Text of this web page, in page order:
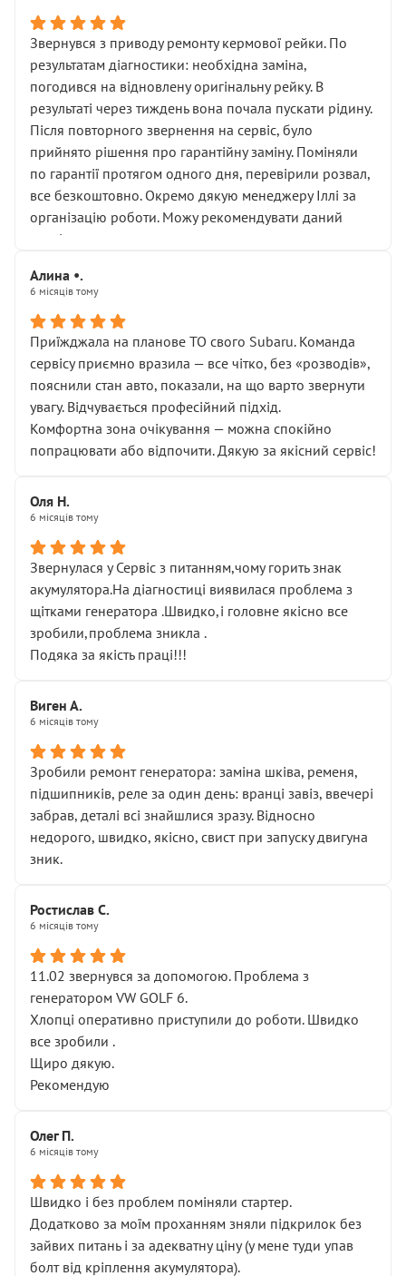
Звернувся з приводу ремонту кермової рейки. По
результатам діагностики: необхідна заміна,
погодився на відновлену оригінальну рейку. В
результаті через тиждень вона почала пускати рідину.
Після повторного звернення на сервіс, було
прийнято рішення про гарантійну заміну. Поміняли
по гарантії протягом одного дня, перевірили розвал,
все безкоштовно. Окремо дякую менеджеру Іллі за
організацію роботи. Можу рекомендувати даний
сервіс.
Алина •.
6 місяців тому
Приїжджала на планове ТО свого Subaru. Команда
сервісу приємно вразила — все чітко, без «розводів»,
пояснили стан авто, показали, на що варто звернути
увагу. Відчувається професійний підхід.
Комфортна зона очікування — можна спокійно
попрацювати або відпочити. Дякую за якісний сервіс!
Оля Н.
6 місяців тому
Звернулася у Сервіс з питанням,чому горить знак
акумулятора.На діагностиці виявилася проблема з
щітками генератора .Швидко,і головне якісно все
зробили,проблема зникла .
Подяка за якість праці!!!
Виген А.
6 місяців тому
Зробили ремонт генератора: заміна шківа, ременя,
підшипників, реле за один день: вранці завіз, ввечері
забрав, деталі всі знайшлися зразу. Відносно
недорого, швидко, якісно, свист при запуску двигуна
зник.
Ростислав С.
6 місяців тому
11.02 звернувся за допомогою. Проблема з
генератором VW GOLF 6.
Хлопці оперативно приступили до роботи. Швидко
все зробили .
Щиро дякую.
Рекомендую
Олег П.
6 місяців тому
Швидко і без проблем поміняли стартер.
Додатково за моїм проханням зняли підкрилок без
зайвих питань і за адекватну ціну (у мене туди упав
болт від кріплення акумулятора).